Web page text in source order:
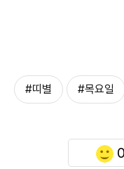
#띠별 #목요일
0